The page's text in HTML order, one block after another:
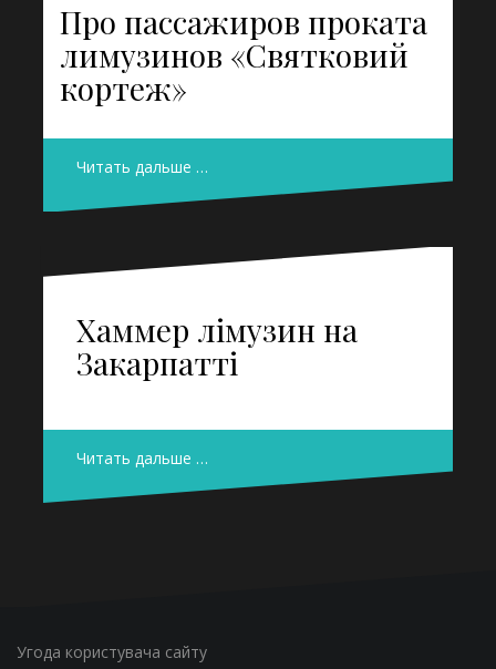
Про пассажиров проката
лимузинов «Святковий
кортеж»
Читать дальше …
Хаммер лімузин на
Закарпатті
Читать дальше …
Угода користувача сайту